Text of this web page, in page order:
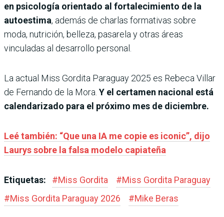
en psicología orientado al fortalecimiento de la
autoestima, además de charlas formativas sobre
moda, nutrición, belleza, pasarela y otras áreas
vinculadas al desarrollo personal.
La actual Miss Gordita Paraguay 2025 es Rebeca Villar
de Fernando de la Mora. Y el certamen nacional está
calendarizado para el próximo mes de diciembre.
Leé también: “Que una IA me copie es iconic”, dijo
Laurys sobre la falsa modelo capiateña
Etiquetas: #Miss Gordita #Miss Gordita Paraguay
#Miss Gordita Paraguay 2026 #Mike Beras